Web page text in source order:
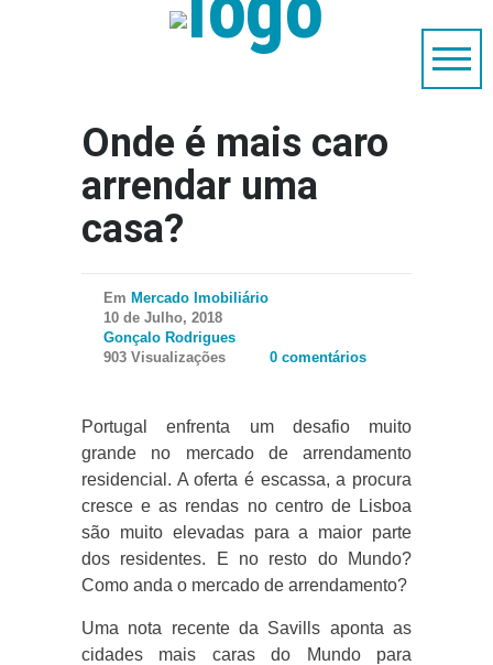
Onde é mais caro
arrendar uma
casa?
Em Mercado Imobiliário
10 de Julho, 2018
Gonçalo Rodrigues
903 Visualizações
0 comentários
Portugal enfrenta um desafio muito
grande no mercado de arrendamento
residencial. A oferta é escassa, a procura
cresce e as rendas no centro de Lisboa
são muito elevadas para a maior parte
dos residentes. E no resto do Mundo?
Como anda o mercado de arrendamento?
Uma nota recente da Savills aponta as
cidades mais caras do Mundo para